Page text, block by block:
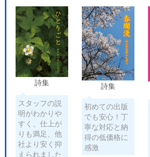
詩集
スタッフの説
明がわかりや
すく、仕上が
りも満足、他
社より安く抑
えられました
詩集
初めての出版
でも安心！丁
寧な対応と納
得の低価格に
感激